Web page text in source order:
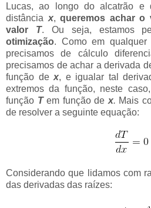
Lucas, ao longo do alcatrão e
distância x,queremos achar
valor T. Ou seja, estamos
otimização. Como em qualquer
precisamos de cálculo
precisamos de achar a derivada
função dex, e igualar tal
extremos da função, neste
função Tem função de x. Mais
de resolver a seguinte equação:
Considerando que lidamos com
das derivadas das raízes: